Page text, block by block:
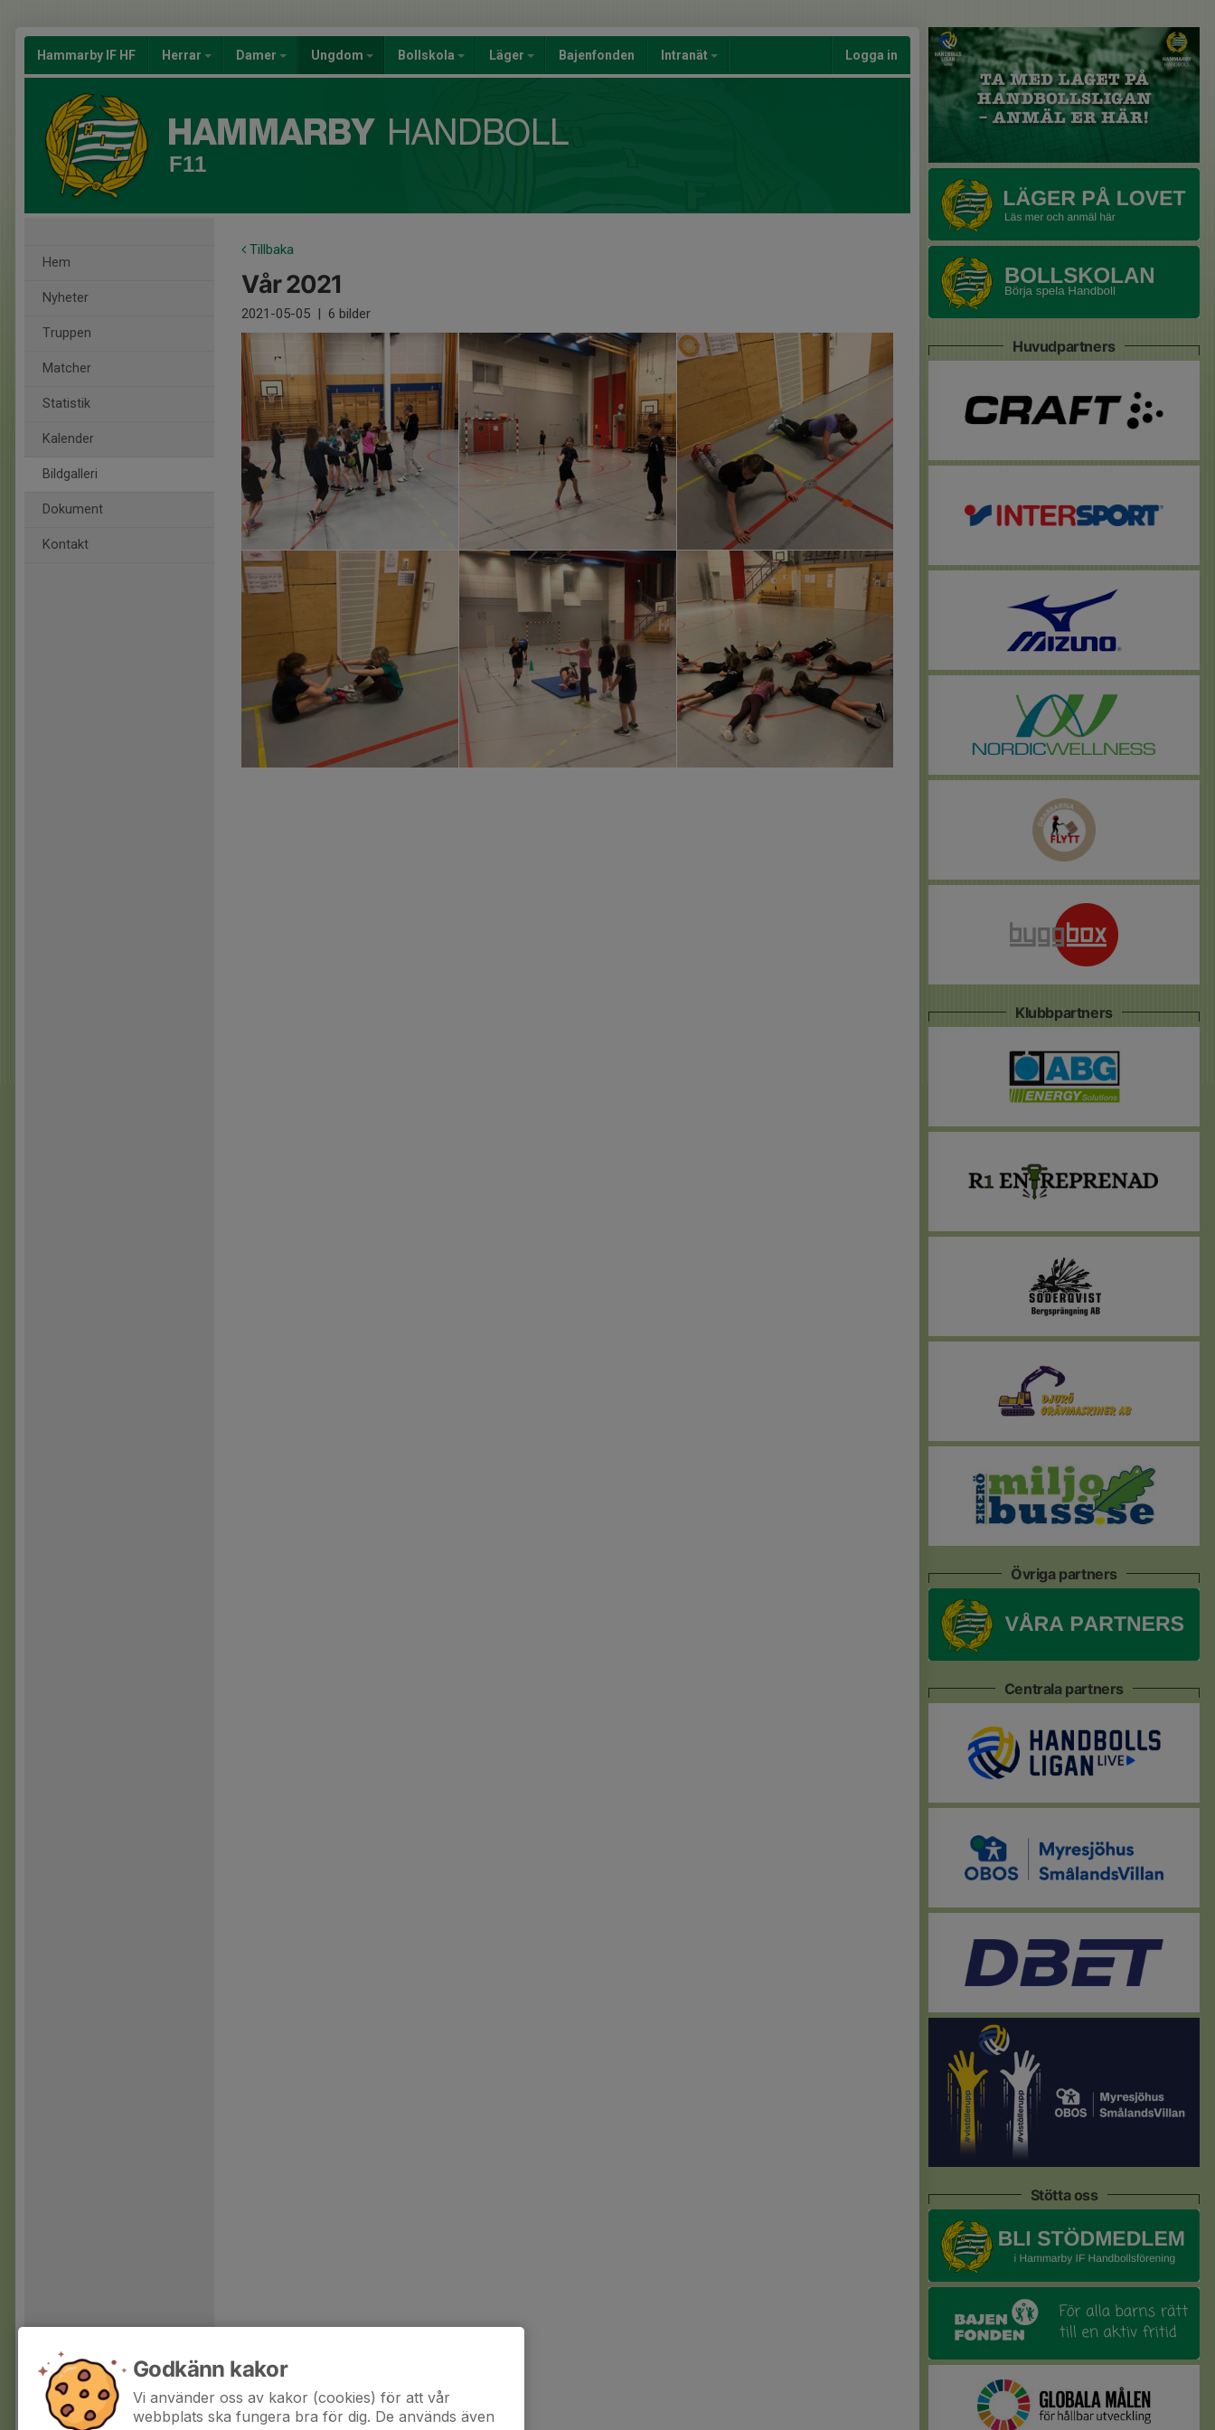
Hammarby IF HF Herrar Damer Ungdom Bollskola Läger Bajenfonden Intranät Logga in
F11
Hem
Nyheter
Truppen
Matcher
Statistik
Kalender
Bildgalleri
Dokument
Kontakt
Tillbaka
Vår 2021
2021-05-05 | 6 bilder
Huvudpartners
Klubbpartners
Övriga partners
Centrala partners
Stötta oss
Godkänn kakor
Vi använder oss av kakor (cookies) för att vår
webbplats ska fungera bra för dig. De används även